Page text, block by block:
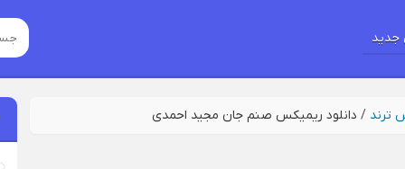
ترند / دانلود ریمیکس صنم جان مجید احمدی